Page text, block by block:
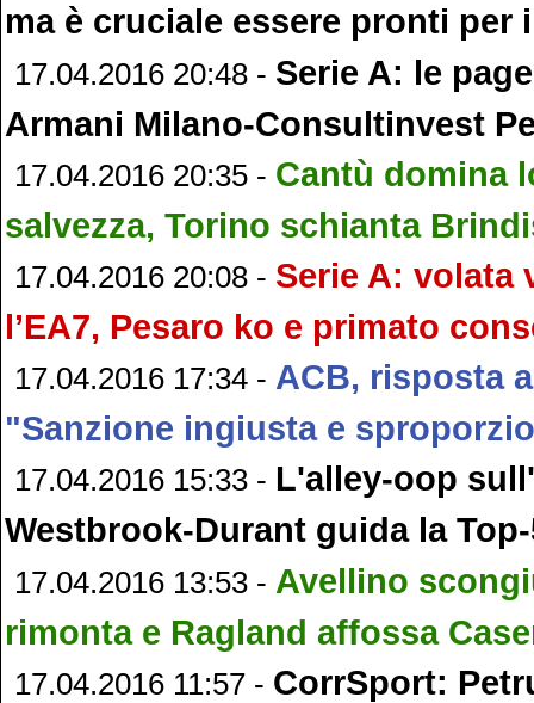
ma è cruciale essere pronti per
17.04.2016 20:48 - Serie A: le
Armani Milano-Consultinvest
17.04.2016 20:35 - Cantù domina
salvezza, Torino schianta
17.04.2016 20:08 - Serie A: volata
l’EA7, Pesaro ko e primato
17.04.2016 17:34 - ACB, risposta
"Sanzione ingiusta e
17.04.2016 15:33 - L'alley-oop
Westbrook-Durant guida la
17.04.2016 13:53 - Avellino
rimonta e Ragland affossa
17.04.2016 11:57 - CorrSport: